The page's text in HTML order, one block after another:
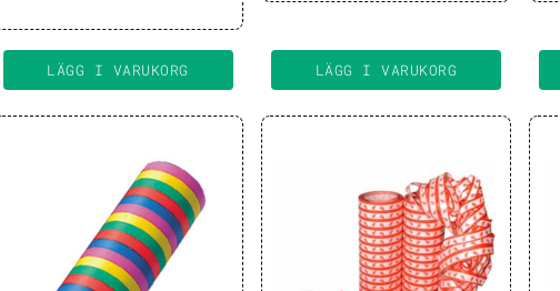
LÄGG I VARUKORG LÄGG I VARUKORG